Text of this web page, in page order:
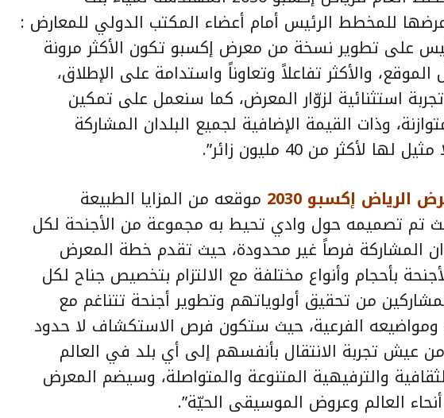
للمخطط الرئيس أمام أعضاء المكتب الدولي للمعارض :
على تطوير نسخة من معرض إكسبو تكون الأكثر مرونة
الموقع، والأكثر تفاعلاً وتعاوناً واستدامة على الإطلاق،
استثنائية لزوّار المعرض، كما سنعمل على تمكين
وذات القيمة الإضافية لجميع البلدان المشاركة
لأكثر من 40 مليون زائر”.
الرياض إكسبو 2030
موقعه من المزايا الطبيعة
تم تصميمه حول وادي تحيط به مجموعة من الأجنحة لكل
المشاركة فرصاً غير محدودة، حيث تقدم خطة المعرض
بأحجام وأنواع مختلفة مع الالتزام بتخصيص جناح لكل
من تحقيق أولوياتهم وتطوير أجنحة تتناغم مع
الفرعية، حيث ستكون فرص الاستكشاف لا حدود
عيش تجربة الانتقال بأنفسهم إلى أي بلد في العالم
والترفيهية المتنوعة والمتواصلة، وسيضم المعرض
العالم وعروض الموسيقى الحيّة”.